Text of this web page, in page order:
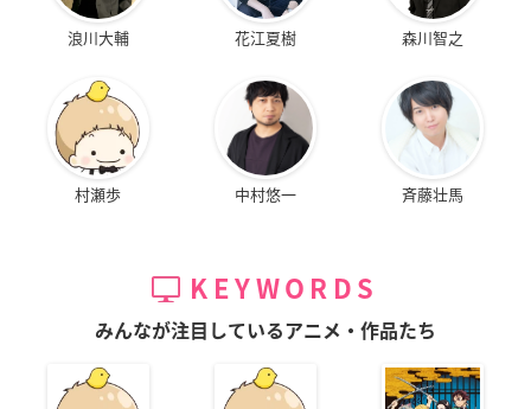
浪川大輔 花江夏樹 森川智之
村瀬歩 中村悠一 斉藤壮馬
KEYWORDS
みんなが注目しているアニメ・作品たち